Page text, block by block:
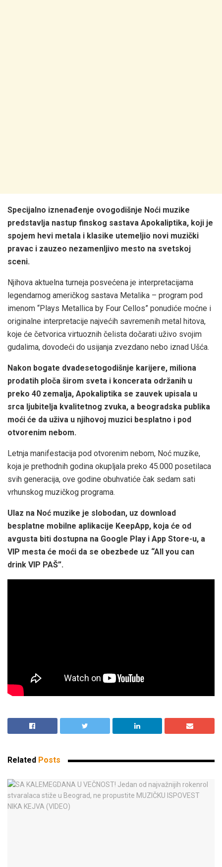
Specijalno iznenađenje ovogodišnje Noći muzike
predstavlja nastup finskog sastava Apokaliptika, koji je
spojem hevi metala i klasike utemeljio novi muzički
pravac i zauzeo nezamenljivo mesto na svetskoj
sceni.
Njihova aktuelna turneja posvećena je interpretacijama
legendarnog američkog sastava Metalika – program pod
imenom “Plays Metallica by Four Cellos” ponudiće moćne i
originalne interpretacije najvećih savremenih metal hitova,
koje će četvorica virtuoznih čelista dočarati uživo svojim
gudalima, dovodeći do usijanja zvezdano nebo iznad Ušća.
Nakon bogate dvadesetogodišnje karijere, miliona
prodatih ploča širom sveta i koncerata održanih u
preko 40 zemalja, Apokaliptika se zauvek upisala u
srca ljubitelja kvalitetnog zvuka, a beogradska publika
moći će da uživa u njihovoj muzici besplatno i pod
otvorenim nebom.
Letnja manifestacija pod otvorenim nebom, Noć muzike,
koja je prethodnih godina okupljala preko 45.000 posetilaca
svih generacija, ove godine obuhvatiće čak sedam sati
vrhunskog muzičkog programa.
Ulaz na Noć muzike je slobodan, uz download
besplatne mobilne aplikacije KeepApp, koja će od
avgusta biti dostupna na Google Play i App Store-u, a
VIP mesta će moći da se obezbede uz “All you can
drink VIP PAŠ”.
Related Posts